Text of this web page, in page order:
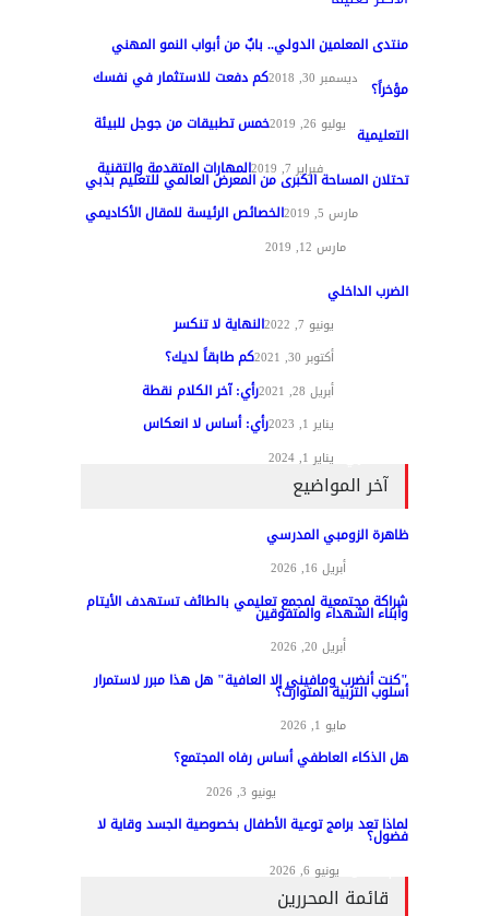
منتدى المعلمين الدولي.. بابٌ من أبواب النمو المهني
تغطيات ديسمبر 30, 2018 كم دفعت للاستثمار في نفسك مؤخراً؟
مواد عامة يوليو 26, 2019 خمس تطبيقات من جوجل للبيئة التعليمية
تقنيات التعليم فبراير 7, 2019 المهارات المتقدمة والتقنية
تحتلان المساحة الكبرى من المعرض العالمي للتعليم بدبي
مارس 5, 2019 الخصائص الرئيسة للمقال الأكاديمي
مارس 12, 2019
الضرب الداخلي
يونيو 7, 2022 النهاية لا تنكسر
أكتوبر 30, 2021 كم طابقاً لديك؟
أبريل 28, 2021 رأي: آخر الكلام نقطة
يناير 1, 2023 رأي: أساس لا انعكاس
يناير 1, 2024
آخر المواضيع
ظاهرة الزومبي المدرسي
أبريل 16, 2026
شراكة مجتمعية لمجمع تعليمي بالطائف تستهدف الأيتام
وأبناء الشهداء والمتفوقين
أبريل 20, 2026
"كنت أنضرب ومافيني إلا العافية" هل هذا مبرر لاستمرار
أسلوب التربية المتوارث؟
مايو 1, 2026
هل الذكاء العاطفي أساس رفاه المجتمع؟
يونيو 3, 2026
لماذا تعد برامج توعية الأطفال بخصوصية الجسد وقاية لا
فضول؟
يونيو 6, 2026
قائمة المحررين